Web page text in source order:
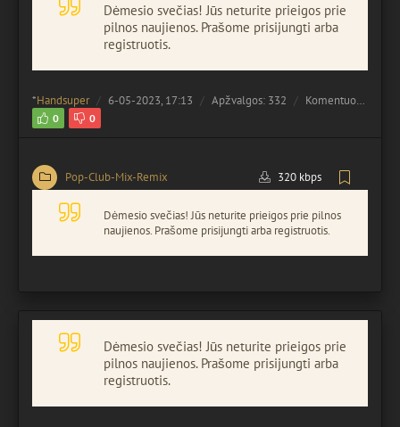
Dėmesio svečias! Jūs neturite prieigos prie
pilnos naujienos. Prašome prisijungti arba
registruotis.
*Handsuper 6-05-2023, 17:13 Apžvalgos: 332 Komentuota:
0 0
Pop-Club-Mix-Remix 320 kbps
Dėmesio svečias! Jūs neturite prieigos prie pilnos
naujienos. Prašome prisijungti arba registruotis.
Dėmesio svečias! Jūs neturite prieigos prie
pilnos naujienos. Prašome prisijungti arba
registruotis.